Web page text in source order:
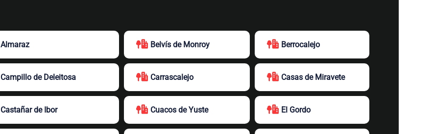
Almaraz Belvís de Monroy Berrocalejo
Campillo de Deleitosa Carrascalejo Casas de Miravete
Castañar de Ibor Cuacos de Yuste El Gordo